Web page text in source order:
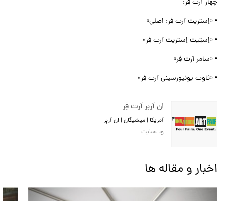
• «اِستریت آرت فِر: اصلی»
• «اِستِیت اِستریت آرت فِر»
• «سامر آرت فِر»
• «ثاوت یونیورسینی آرت فِر»
ان آربر آرت فِر
آمریکا | میشیگان | اَن آربِر
وب‌سایت
اخبار و مقاله ها